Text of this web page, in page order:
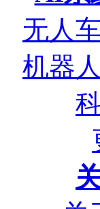
无人
机器